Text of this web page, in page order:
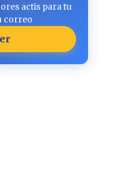
actis para tu
correo